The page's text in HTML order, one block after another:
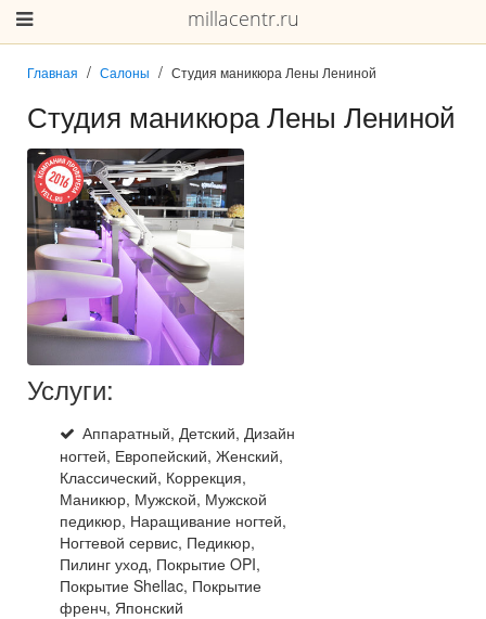
millacentr.ru
Главная Салоны Студия маникюра Лены Лениной
Студия маникюра Лены Лениной
Услуги:
Аппаратный, Детский, Дизайн
ногтей, Европейский, Женский,
Классический, Коррекция,
Маникюр, Мужской, Мужской
педикюр, Наращивание ногтей,
Ногтевой сервис, Педикюр,
Пилинг уход, Покрытие OPI,
Покрытие Shellac, Покрытие
френч, Японский